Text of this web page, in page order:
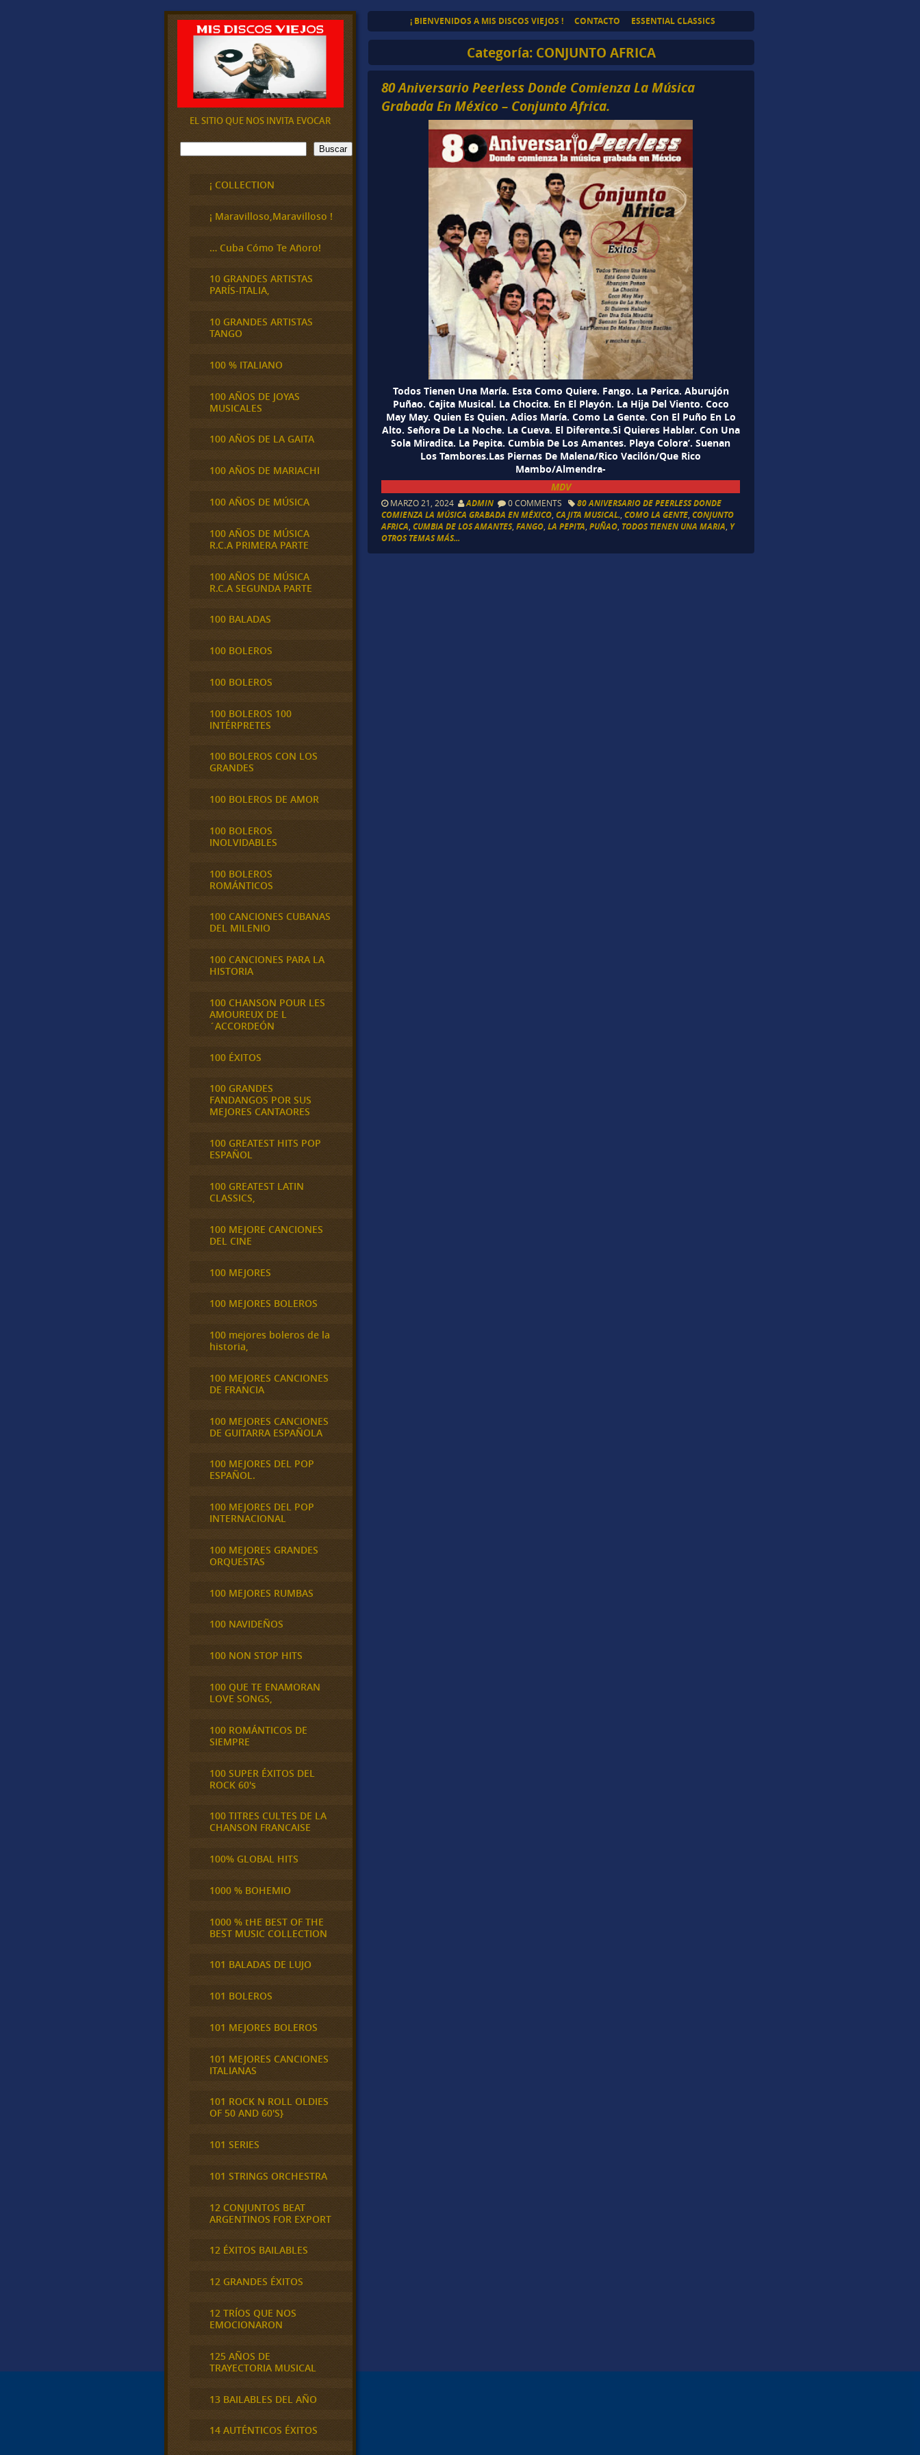
¡ BIENVENIDOS A MIS DISCOS VIEJOS ! CONTACTO ESSENTIAL CLASSICS
Categoría: CONJUNTO AFRICA
80 Aniversario Peerless Donde Comienza La Música
Grabada En México – Conjunto Africa.
Todos Tienen Una María. Esta Como Quiere. Fango. La Perica. Aburujón
Puñao. Cajita Musical. La Chocita. En El Playón. La Hija Del Viento. Coco
May May. Quien Es Quien. Adios María. Como La Gente. Con El Puño En Lo
Alto. Señora De La Noche. La Cueva. El Diferente.Si Quieres Hablar. Con Una
Sola Miradita. La Pepita. Cumbia De Los Amantes. Playa Colora’. Suenan
Los Tambores.Las Piernas De Malena/Rico Vacilón/Que Rico
Mambo/Almendra-
MDV
MARZO 21, 2024 ADMIN 0 COMMENTS
80 ANIVERSARIO DE PEERLESS DONDE
COMIENZA LA MÚSICA GRABADA EN MÉXICO,CAJITA MUSICAL.,COMO LA GENTE,CONJUNTO
AFRICA,CUMBIA DE LOS AMANTES,FANGO,LA PEPITA,PUÑAO, TODOS TIENEN UNA MARIA, Y
OTROS TEMAS MÁS...
EL SITIO QUE NOS INVITA EVOCAR
B
u
Buscar
¡ COLLECTION
¡ Maravilloso,Maravilloso !
… Cuba Cómo Te Añoro!
10 GRANDES ARTISTAS
PARÍS-ITALIA,
10 GRANDES ARTISTAS
TANGO
100 % ITALIANO
100 AÑOS DE JOYAS
MUSICALES
100 AÑOS DE LA GAITA
100 AÑOS DE MARIACHI
100 AÑOS DE MÚSICA
100 AÑOS DE MÚSICA
R.C.A PRIMERA PARTE
100 AÑOS DE MÚSICA
R.C.A SEGUNDA PARTE
100 BALADAS
100 BOLEROS
100 BOLEROS
100 BOLEROS 100
INTÉRPRETES
100 BOLEROS CON LOS
GRANDES
100 BOLEROS DE AMOR
100 BOLEROS
INOLVIDABLES
100 BOLEROS
ROMÁNTICOS
100 CANCIONES CUBANAS
DEL MILENIO
100 CANCIONES PARA LA
HISTORIA
100 CHANSON POUR LES
AMOUREUX DE L
´ACCORDEÓN
100 ÉXITOS
100 GRANDES
FANDANGOS POR SUS
MEJORES CANTAORES
100 GREATEST HITS POP
ESPAÑOL
100 GREATEST LATIN
CLASSICS,
100 MEJORE CANCIONES
DEL CINE
100 MEJORES
100 MEJORES BOLEROS
100 mejores boleros de la
historia,
100 MEJORES CANCIONES
DE FRANCIA
100 MEJORES CANCIONES
DE GUITARRA ESPAÑOLA
100 MEJORES DEL POP
ESPAÑOL.
100 MEJORES DEL POP
INTERNACIONAL
100 MEJORES GRANDES
ORQUESTAS
100 MEJORES RUMBAS
100 NAVIDEÑOS
100 NON STOP HITS
100 QUE TE ENAMORAN
LOVE SONGS,
100 ROMÁNTICOS DE
SIEMPRE
100 SUPER ÉXITOS DEL
ROCK 60's
100 TITRES CULTES DE LA
CHANSON FRANCAISE
100% GLOBAL HITS
1000 % BOHEMIO
1000 % tHE BEST OF THE
BEST MUSIC COLLECTION
101 BALADAS DE LUJO
101 BOLEROS
101 MEJORES BOLEROS
101 MEJORES CANCIONES
ITALIANAS
101 ROCK N ROLL OLDIES
OF 50 AND 60'S}
101 SERIES
101 STRINGS ORCHESTRA
12 CONJUNTOS BEAT
ARGENTINOS FOR EXPORT
12 ÉXITOS BAILABLES
12 GRANDES ÉXITOS
12 TRÍOS QUE NOS
EMOCIONARON
125 AÑOS DE
TRAYECTORIA MUSICAL
13 BAILABLES DEL AÑO
14 AUTÉNTICOS ÉXITOS